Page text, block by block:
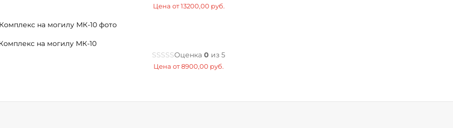
Цена от13200,00 руб.
на могилу МК-10
Оценка0 из 5
Цена от8900,00 руб.